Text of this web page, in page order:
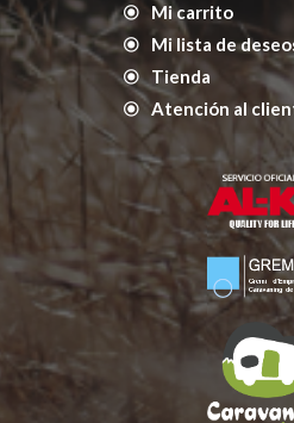
Mi carrito
Mi lista de
Tienda
Atención al